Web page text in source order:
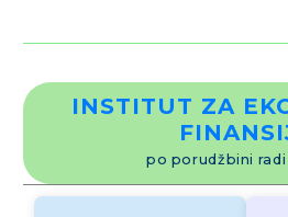
INSTITUT ZA
po porudžbini